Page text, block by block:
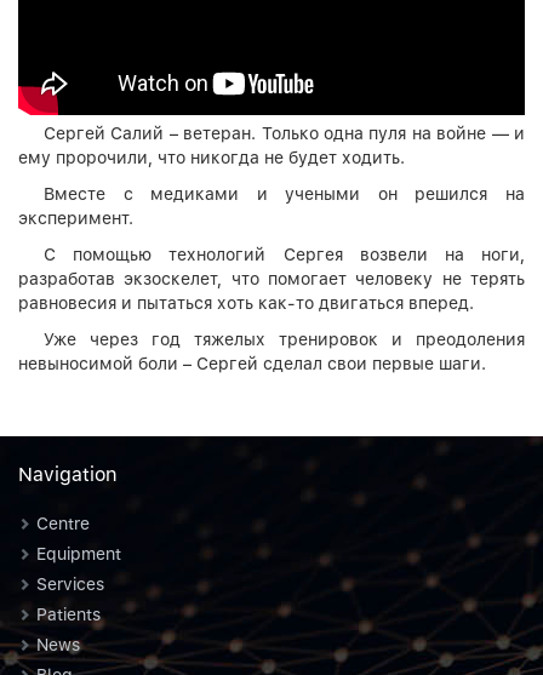
Сергей Салий – ветеран. Только одна пуля на войне — и
ему пророчили, что никогда не будет ходить.
Вместе с медиками и учеными он решился на
эксперимент.
С помощью технологий Сергея возвели на ноги,
разработав экзоскелет, что помогает человеку не терять
равновесия и пытаться хоть как-то двигаться вперед.
Уже через год тяжелых тренировок и преодоления
невыносимой боли – Сергей сделал свои первые шаги.
Navigation
Centre
Equipment
Services
Patients
News